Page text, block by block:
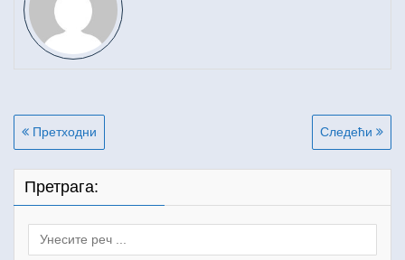
Кретање
чланка
Претходни Следећи
Претрага:
Search
for: